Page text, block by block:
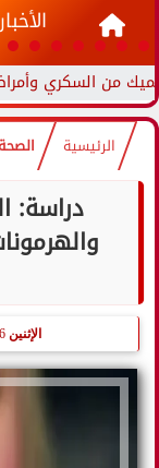
الرئيسية
دراسة:
الإثنين 16 فبراير 2026